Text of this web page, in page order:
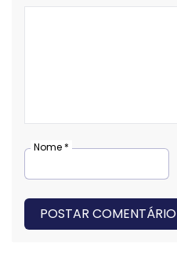
Nome *
POSTAR COMENTÁRIO